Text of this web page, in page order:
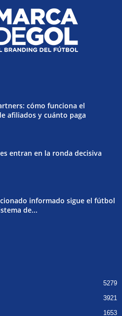
cómo funciona el
afiliados y cuánto paga
entran en la ronda decisiva
informado sigue el fútbol
de...
5279
3921
1653